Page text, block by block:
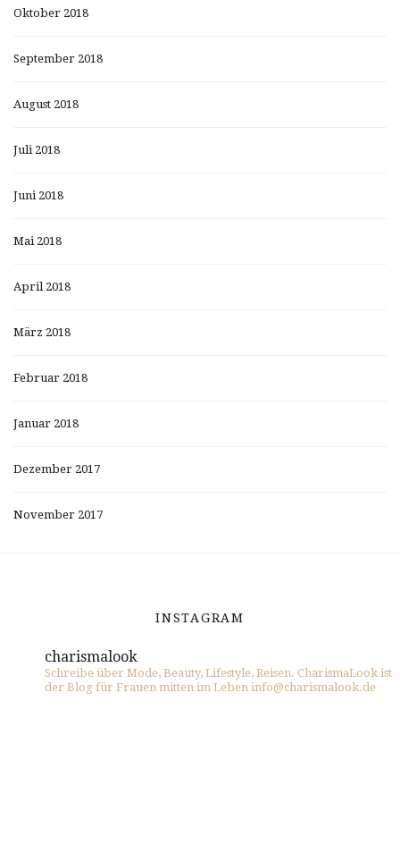
Oktober 2018
September 2018
August 2018
Juli 2018
Juni 2018
Mai 2018
April 2018
März 2018
Februar 2018
Januar 2018
Dezember 2017
November 2017
INSTAGRAM
charismalook
Schreibe über Mode, Beauty, Lifestyle, Reisen. CharismaLook ist
der Blog für Frauen mitten im Leben info@charismalook.de